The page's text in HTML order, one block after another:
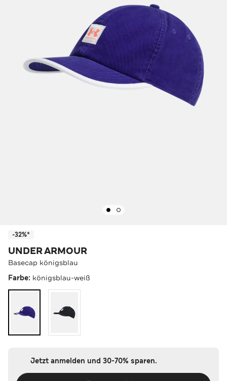
-32%*
UNDER ARMOUR
Basecap königsblau
Farbe: königsblau-weiß
Jetzt anmelden und 30-70% sparen.